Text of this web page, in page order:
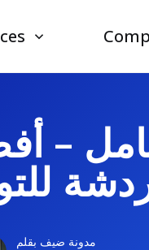
–
مدونة ضيف بقلم